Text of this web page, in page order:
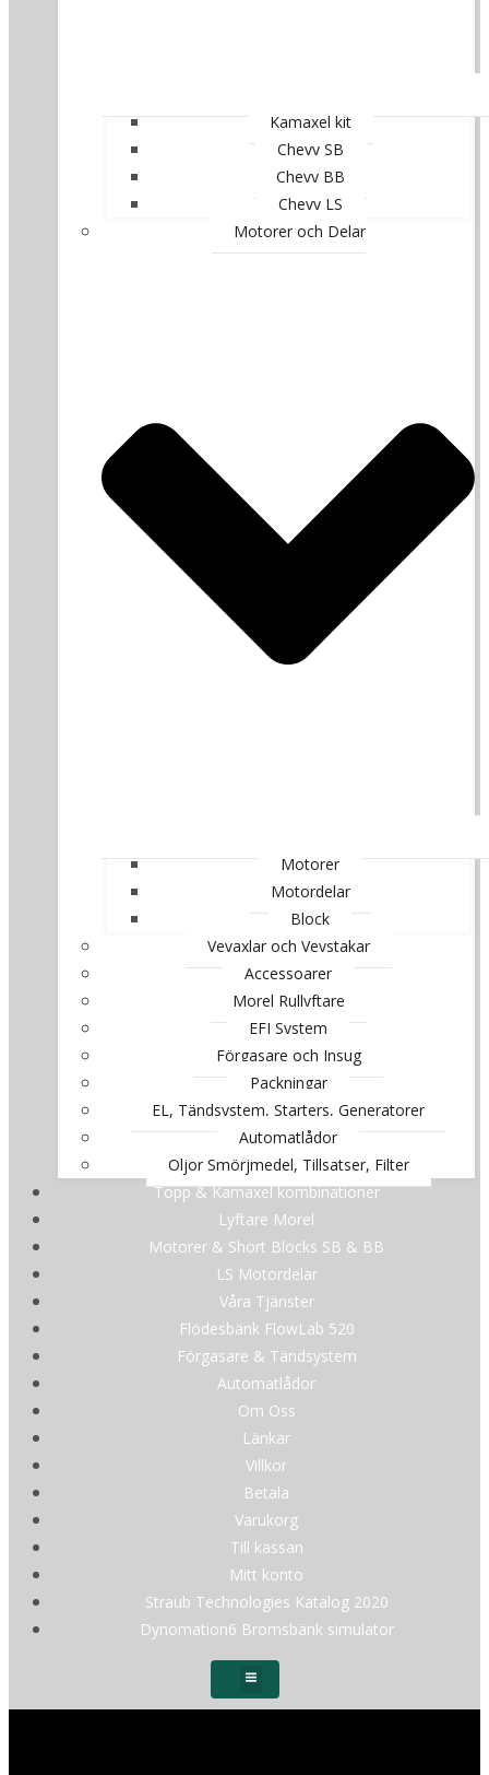
Kamaxel kit
Chevy SB
Chevy BB
Chevy LS
Motorer och Delar
Motorer
Motordelar
Block
Vevaxlar och Vevstakar
Accessoarer
Morel Rullyftare
EFI System
Förgasare och Insug
Packningar
EL, Tändsystem, Starters, Generatorer
Automatlådor
Oljor Smörjmedel, Tillsatser, Filter
Topp & Kamaxel kombinationer
Lyftare Morel
Motorer & Short Blocks SB & BB
LS Motordelar
Våra Tjänster
Flödesbänk FlowLab 520
Förgasare & Tändsystem
Automatlådor
Om Oss
Länkar
Villkor
Betala
Varukorg
Till kassan
Mitt konto
Straub Technologies Katalog 2020
Dynomation6 Bromsbänk simulator